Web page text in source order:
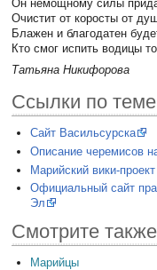
Он немощному силы
Очистит от коросты от
Блажен и благодатен
Кто смог испить водицы
Татьяна Никифорова
Ссылки по теме
Сайт Васильсурска
Описание черемисов
Марийский вики-
Официальный сайт
Эл
Смотрите также
Марийцы